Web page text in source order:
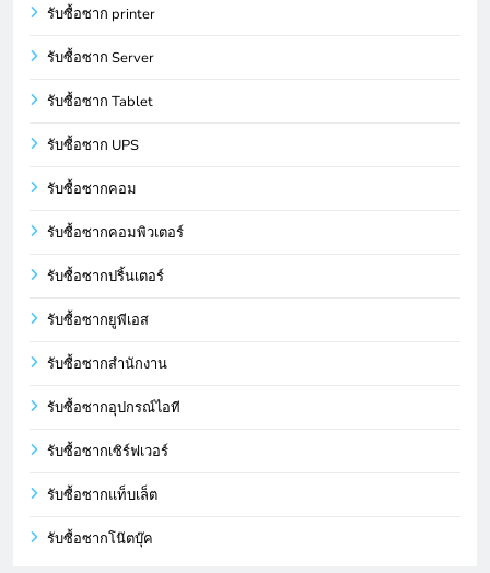
รับซื้อซาก printer
รับซื้อซาก Server
รับซื้อซาก Tablet
รับซื้อซาก UPS
รับซื้อซากคอม
รับซื้อซากคอมพิวเตอร์
รับซื้อซากปริ้นเตอร์
รับซื้อซากยูพีเอส
รับซื้อซากสำนักงาน
รับซื้อซากอุปกรณ์ไอที
รับซื้อซากเซิร์ฟเวอร์
รับซื้อซากแท็บเล็ต
รับซื้อซากโน๊ตบุ๊ค